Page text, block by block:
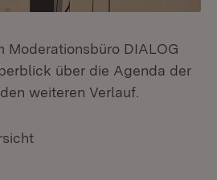
Moderationsbüro DIALOG
über die Agenda der
weiteren Verlauf.